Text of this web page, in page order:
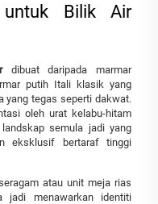
untuk Bilik Air
dibuat daripada marmar
putih Itali klasik yang
yang tegas seperti dakwat.
oleh urat kelabu-hitam
semula jadi yang
eksklusif bertaraf tinggi
atau unit meja rias
jadi menawarkan identiti